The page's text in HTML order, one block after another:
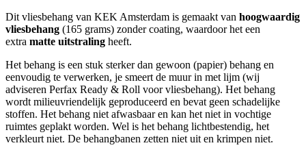
Dit vliesbehang van KEK Amsterdam is gemaakt van hoogwaardig
vliesbehang (165 grams) zonder coating, waardoor het een
extra matte uitstraling heeft.
Het behang is een stuk sterker dan gewoon (papier) behang en
eenvoudig te verwerken, je smeert de muur in met lijm (wij
adviseren Perfax Ready & Roll voor vliesbehang). Het behang
wordt milieuvriendelijk geproduceerd en bevat geen schadelijke
stoffen. Het behang niet afwasbaar en kan het niet in vochtige
ruimtes geplakt worden. Wel is het behang lichtbestendig, het
verkleurt niet. De behangbanen zetten niet uit en krimpen niet.